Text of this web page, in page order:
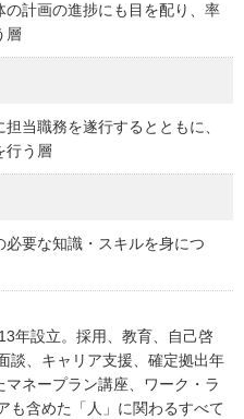
計画の進捗にも目を配り、率
層
当職務を遂行するとともに、
行う層
要な知識・スキルを身につ
年設立。採用、教育、自己啓
談、キャリア支援、確定拠出年
ネープラン講座、ワーク・ラ
も含めた「人」に関わるすべて